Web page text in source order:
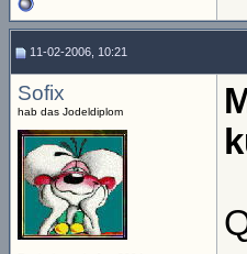
11-02-2006, 10:21
Sofix
hab das Jodeldiplom